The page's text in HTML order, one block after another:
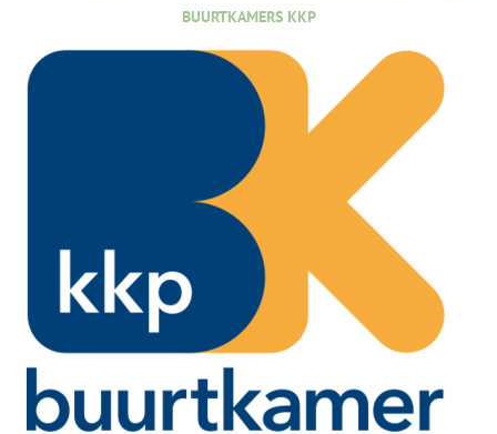
BUURTKAMERS KKP